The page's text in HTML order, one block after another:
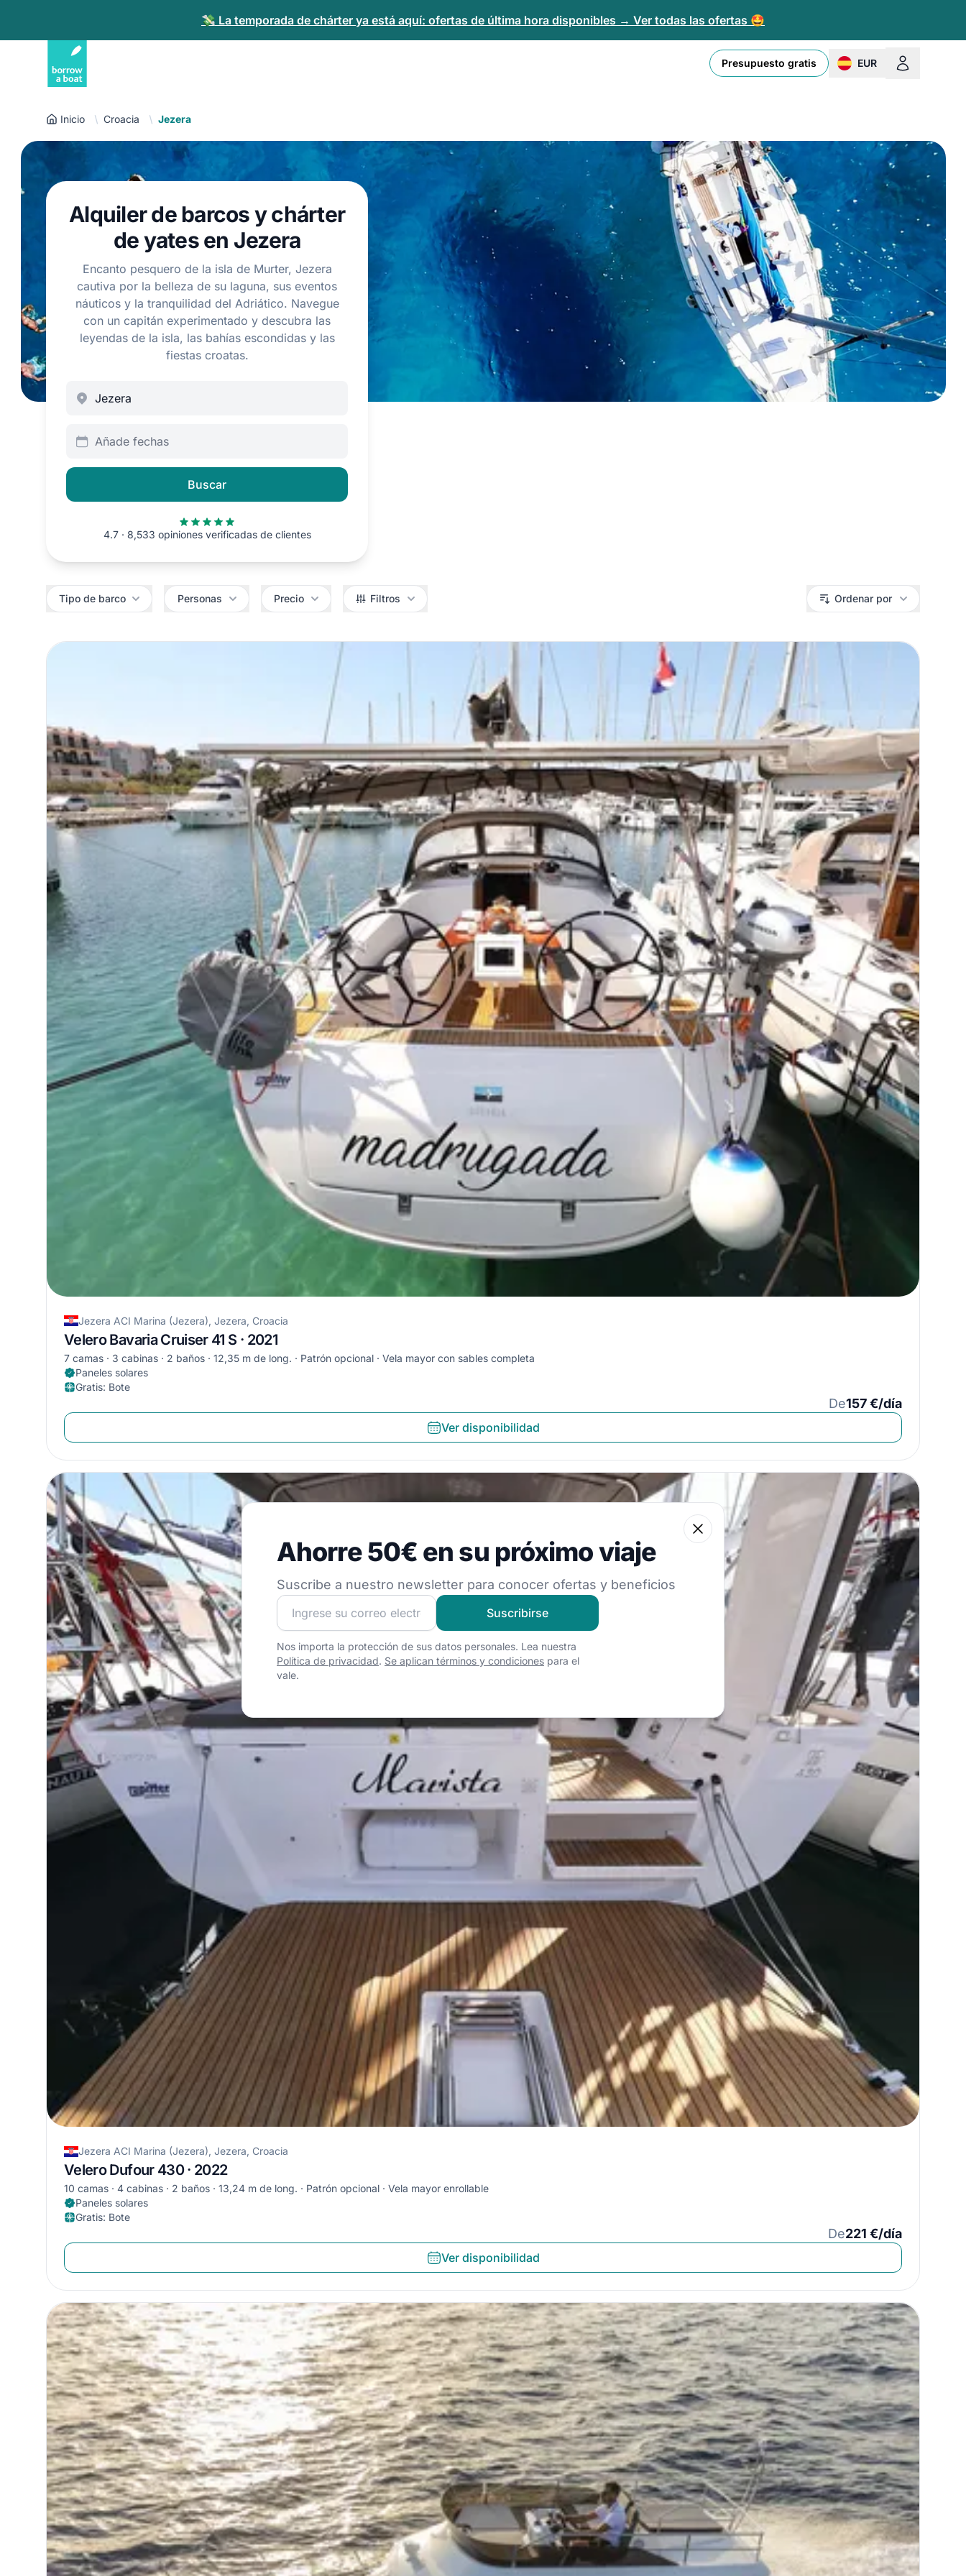
💸 La temporada de chárter ya está aquí: ofertas de última hora disponibles → Ver todas las ofertas 🤩
Presupuesto gratis EUR
change currency or
Inicio Croacia Jezera
Alquiler de barcos y chárter
de yates en Jezera
Encanto pesquero de la isla de Murter, Jezera
cautiva por la belleza de su laguna, sus eventos
náuticos y la tranquilidad del Adriático. Navegue
con un capitán experimentado y descubra las
leyendas de la isla, las bahías escondidas y las
fiestas croatas.
Añade fechas
Buscar
4.7 · 8,533 opiniones verificadas de clientes
Tipo de barco Personas Precio Filtros Ordenar por
Jezera ACI Marina (Jezera), Jezera, Croacia
Velero Bavaria Cruiser 41 S · 2021
7 camas 3 cabinas 2 baños 12,35 m de long. Patrón opcional
Vela mayor con sables completa
Paneles solares
Gratis: Bote
De157 €/día
Ver disponibilidad
Jezera ACI Marina (Jezera), Jezera, Croacia
Velero Dufour 430 · 2022
10 camas 4 cabinas 2 baños 13,24 m de long. Patrón opcional
Vela mayor enrollable
Paneles solares
Gratis: Bote
De221 €/día
Ver disponibilidad
Suscribe a nuestro newsletter para conocer ofertas y beneficios
Ahorre 50€ en su próximo viaje
Suscribe a nuestro newsletter para conocer ofertas y beneficios
Close
¡Únete a nuestra comunidad náutica y recibe contenido exclusivo de navegación!
Suscribirse
Nos importa la protección de sus datos personales. Lea nuestra
Política de privacidad. Se aplican términos y condiciones para el
vale.